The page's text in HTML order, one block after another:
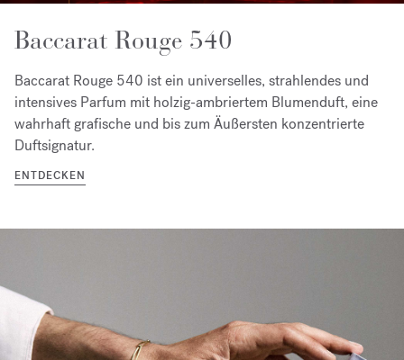
Baccarat Rouge 540
Baccarat Rouge 540 ist ein universelles, strahlendes und
intensives Parfum mit holzig-ambriertem Blumenduft, eine
wahrhaft grafische und bis zum Äußersten konzentrierte
Duftsignatur.
ENTDECKEN